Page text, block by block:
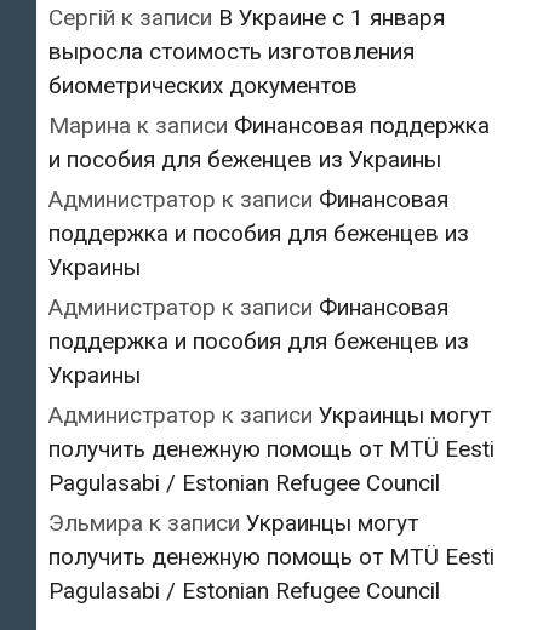
Сергій к записи В Украине с 1 января
выросла стоимость изготовления
биометрических документов
Марина к записи Финансовая поддержка
и пособия для беженцев из Украины
Администратор к записи Финансовая
поддержка и пособия для беженцев из
Украины
Администратор к записи Финансовая
поддержка и пособия для беженцев из
Украины
Администратор к записи Украинцы могут
получить денежную помощь от MTÜ Eesti
Pagulasabi / Estonian Refugee Council
Эльмира к записи Украинцы могут
получить денежную помощь от MTÜ Eesti
Pagulasabi / Estonian Refugee Council